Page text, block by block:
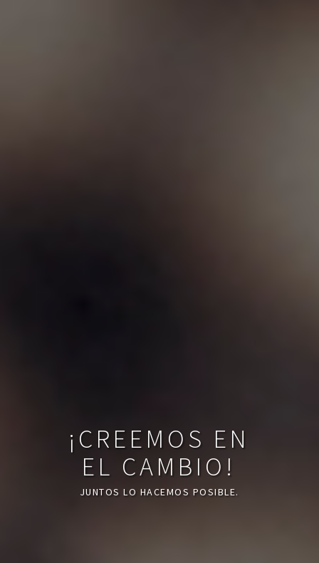
¡CREEMOS EN
EL CAMBIO!
JUNTOS LO HACEMOS POSIBLE.